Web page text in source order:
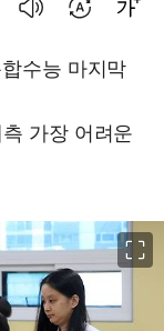
수능 마지막
가장 어려운